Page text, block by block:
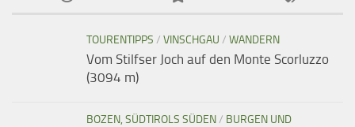
TOURENTIPPS / VINSCHGAU / WANDERN
Vom Stilfser Joch auf den Monte Scorluzzo
(3094 m)
BOZEN, SÜDTIROLS SÜDEN/ BURGEN UND